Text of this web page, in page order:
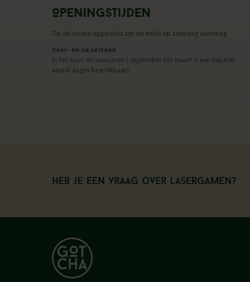
Openingstijden
Op de locatie Appelscha zijn we enkel op zaterdag aanwezig.
Voor- en na seizoen
In het voor- en naseizoen ( september t/m maart is een beperkt
aantal dagen beschikbaar).
Heb je een vraag over Lasergamen?